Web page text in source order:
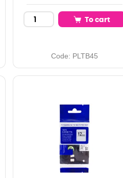
To cart
Code: PLTB45